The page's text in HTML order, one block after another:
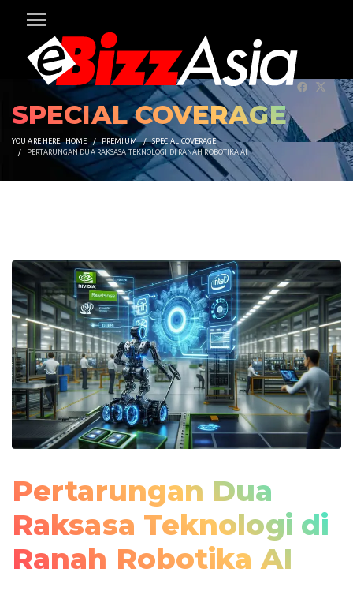
SPECIAL COVERAGE
YOU ARE HERE:HOME PREMIUM
SPECIAL COVERAGE
PERTARUNGAN DUA RAKSASA TEKNOLOGI DI RANAH ROBOTIKA AI
Pertarungan Dua
Raksasa Teknologi di
Ranah Robotika AI